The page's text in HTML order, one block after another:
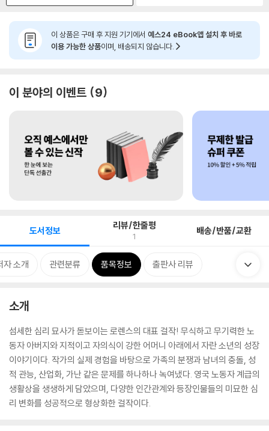
이 상품은 구매 후 지원 기기에서 예스24 eBook앱 설치 후 바로
이용 가능한 상품이며, 배송되지 않습니다.
이 분야의 이벤트 9
도서정보 리뷰/한줄평
1 배송/반품/교환
자 소개 관련분류 품목정보 출판사 리뷰
소개
섬세한 심리 묘사가 돋보이는 로렌스의 대표 걸작! 무식하고 무기력한 노
동자 아버지와 지적이고 자의식이 강한 어머니 아래에서 자란 소년의 성장
이야기이다. 작가의 실제 경험을 바탕으로 가족의 분쟁과 남녀의 충돌, 성
적 관능, 산업화, 가난 같은 문제를 하나하나 녹여냈다. 영국 노동자 계급의
생활상을 생생하게 담았으며, 다양한 인간관계와 등장인물들의 미묘한 심
리 변화를 성공적으로 형상화한 걸작이다.